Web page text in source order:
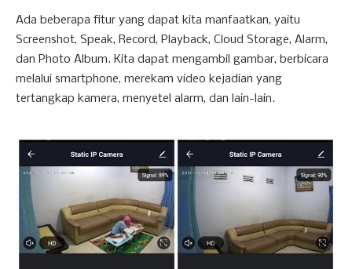
Ada beberapa fitur yang dapat kita manfaatkan, yaitu
Screenshot, Speak, Record, Playback, Cloud Storage, Alarm,
dan Photo Album. Kita dapat mengambil gambar, berbicara
melalui smartphone, merekam video kejadian yang
tertangkap kamera, menyetel alarm, dan lain-lain.